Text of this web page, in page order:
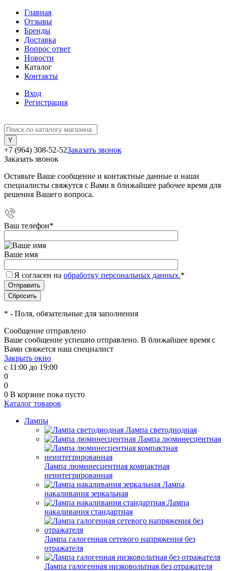
Главная
Отзывы
Бренды
Доставка
Вопрос ответ
Новости
Каталог
Контакты
Вход
Регистрация
+7 (964) 308-52-52Заказать звонок
Заказать звонок
Оставьте Ваше сообщение и контактные данные и наши
специалисты свяжутся с Вами в ближайшее рабочее время для
решения Вашего вопроса.
Ваш телефон*
Ваше имя
Я согласен на обработку персональных данных.*
* - Поля, обязательные для заполнения
Сообщение отправлено
Ваше сообщение успешно отправлено. В ближайшее время с
Вами свяжется наш специалист
Закрыть окно
с 11:00 до 19:00
0
0
0 В корзине пока пусто
Каталог товаров
Лампы
Лампа светодиодная
Лампа люминесцентная
Лампа люминесцентная компактная
неинтегрированная
Лампа
накаливания зеркальная
Лампа
накаливания стандартная
Лампа галогенная сетевого напряжения без
отражателя
Лампа галогенная низковольтная без отражателя